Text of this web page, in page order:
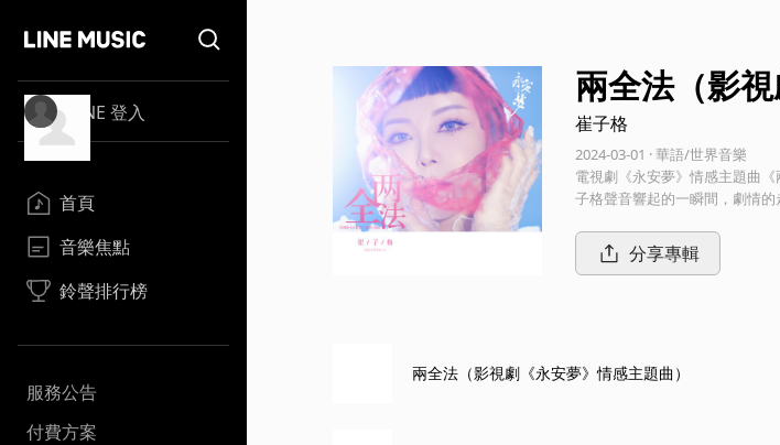
LINE 登入
首頁
音樂焦點
鈴聲排行榜
服務公告
付費方案
兩全法（影
崔子格
2024-03-01 · 華語/世界音樂
電視劇《永安夢》情感主題曲
子格聲音響起的一瞬間，劇情的走
奇題材網路劇。該劇改編自發
名其妙成為了城西渠案件的嫌
分享專輯
兩全法（影視劇《永安夢》情感主題曲）